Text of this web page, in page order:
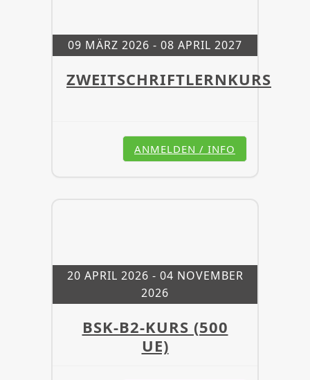
09 MÄRZ 2026 - 08 APRIL 2027
ZWEITSCHRIFTLERNKURS
ANMELDEN / INFO
20 APRIL 2026 - 04 NOVEMBER
2026
BSK-B2-KURS (500
UE)